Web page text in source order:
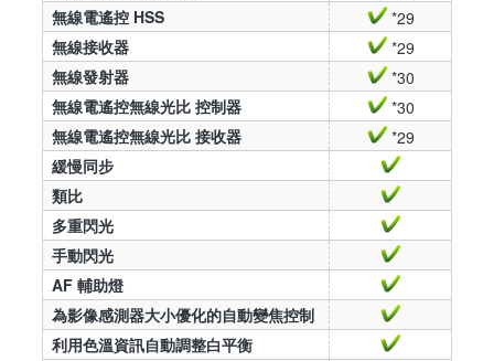
無線電遙控 HSS
*29
無線接收器
*29
無線發射器
*30
無線電遙控無線光比 控制器
*30
無線電遙控無線光比 接收器
*29
緩慢同步
類比
多重閃光
手動閃光
AF 輔助燈
為影像感測器大小優化的自動變焦控制
利用色溫資訊自動調整白平衡